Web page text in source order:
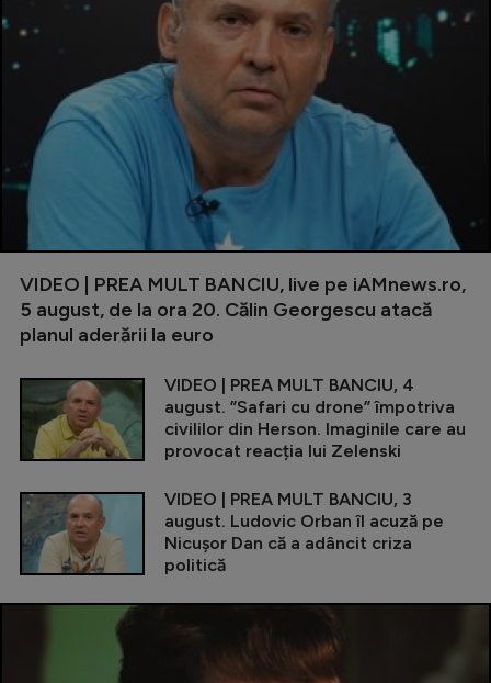
VIDEO | PREA MULT BANCIU, live pe iAMnews.ro,
5 august, de la ora 20. Călin Georgescu atacă
planul aderării la euro
VIDEO | PREA MULT BANCIU, 4
august. ”Safari cu drone” împotriva
civililor din Herson. Imaginile care au
provocat reacția lui Zelenski
VIDEO | PREA MULT BANCIU, 3
august. Ludovic Orban îl acuză pe
Nicușor Dan că a adâncit criza
politică